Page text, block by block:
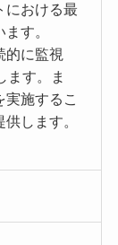
における最
す。
的に監視
ます。ま
施するこ
します。